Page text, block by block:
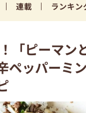
連載 ランキン
「ピーマン
ペッパーミ